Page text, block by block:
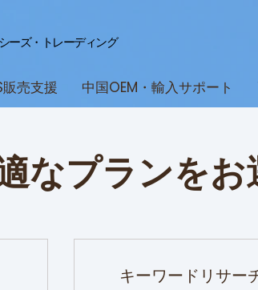
ーズ・トレーディング
売支援 中国OEM・輸入サポート
なプランを
キーワードリサー